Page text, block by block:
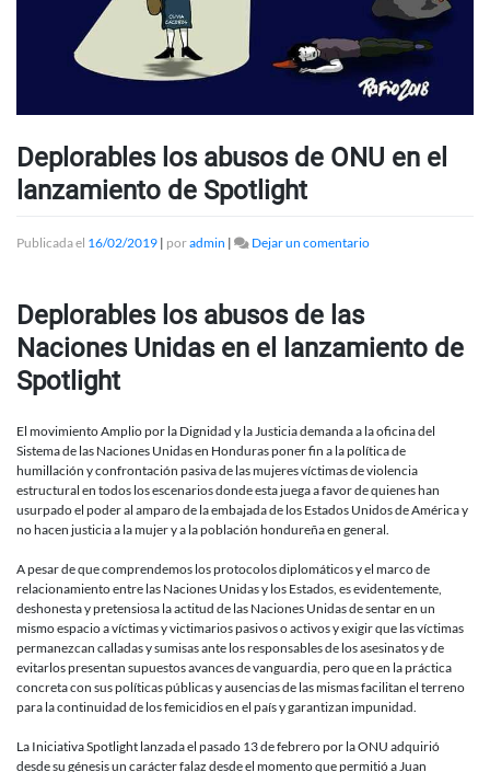
Deplorables los abusos de ONU en el
lanzamiento de Spotlight
Publicada el 16/02/2019 | poradmin | Dejar un comentarioen
ONU
en
Spotlight
Deplorables los abusos de las
Naciones Unidas en el lanzamiento de
Spotlight
El movimiento Amplio por la Dignidad y la Justicia demanda a la oficina del
Sistema de las Naciones Unidas en Honduras poner fin a la política de
humillación y confrontación pasiva de las mujeres víctimas de violencia
estructural en todos los escenarios donde esta juega a favor de quienes han
usurpado el poder al amparo de la embajada de los Estados Unidos de América y
no hacen justicia a la mujer y a la población hondureña en general.
A pesar de que comprendemos los protocolos diplomáticos y el marco de
relacionamiento entre las Naciones Unidas y los Estados, es evidentemente,
deshonesta y pretensiosa la actitud de las Naciones Unidas de sentar en un
mismo espacio a víctimas y victimarios pasivos o activos y exigir que las víctimas
permanezcan calladas y sumisas ante los responsables de los asesinatos y de
evitarlos presentan supuestos avances de vanguardia, pero que en la práctica
concreta con sus políticas públicas y ausencias de las mismas facilitan el terreno
para la continuidad de los femicidios en el país y garantizan impunidad.
La Iniciativa Spotlight lanzada el pasado 13 de febrero por la ONU adquirió
desde su génesis un carácter falaz desde el momento que permitió a Juan